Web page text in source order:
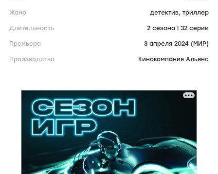
Жанр детектив, триллер
Длительность 2 сезона | 32 серии
Премьера 3 апреля 2024 (МИР)
Производство Кинокомпания Альянс